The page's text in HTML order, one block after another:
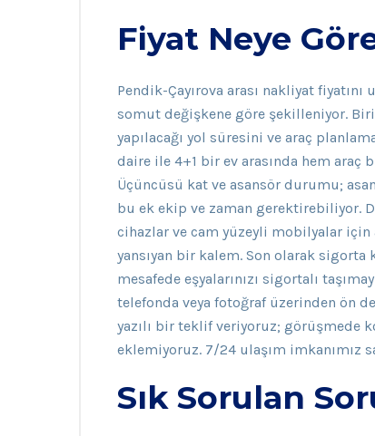
Fiyat Neye
Pendik-Çayırova arası nakliyat
somut değişkene göre şekilleniyor.
yapılacağı yol süresini ve araç
daire ile 4+1 bir ev arasında hem araç
Üçüncüsü kat ve asansör durumu;
bu ek ekip ve zaman gerektirebiliyor.
cihazlar ve cam yüzeyli mobilyalar
yansıyan bir kalem. Son olarak sigorta
mesafede eşyalarınızı sigortalı
telefonda veya fotoğraf üzerinden ön
yazılı bir teklif veriyoruz; görüşmede
eklemiyoruz. 7/24 ulaşım imkanımız
Sık Sorulan